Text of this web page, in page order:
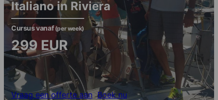
Italiano in Riviera
Cursus vanaf(per week)
299 EUR
Vraag een offerte aan Boek nu